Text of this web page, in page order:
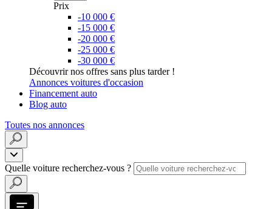
Prix
-10 000 €
-15 000 €
-20 000 €
-25 000 €
-30 000 €
Découvrir nos offres sans plus tarder !
Annonces voitures d'occasion
Financement auto
Blog auto
Toutes nos annonces
Quelle voiture recherchez-vous ?